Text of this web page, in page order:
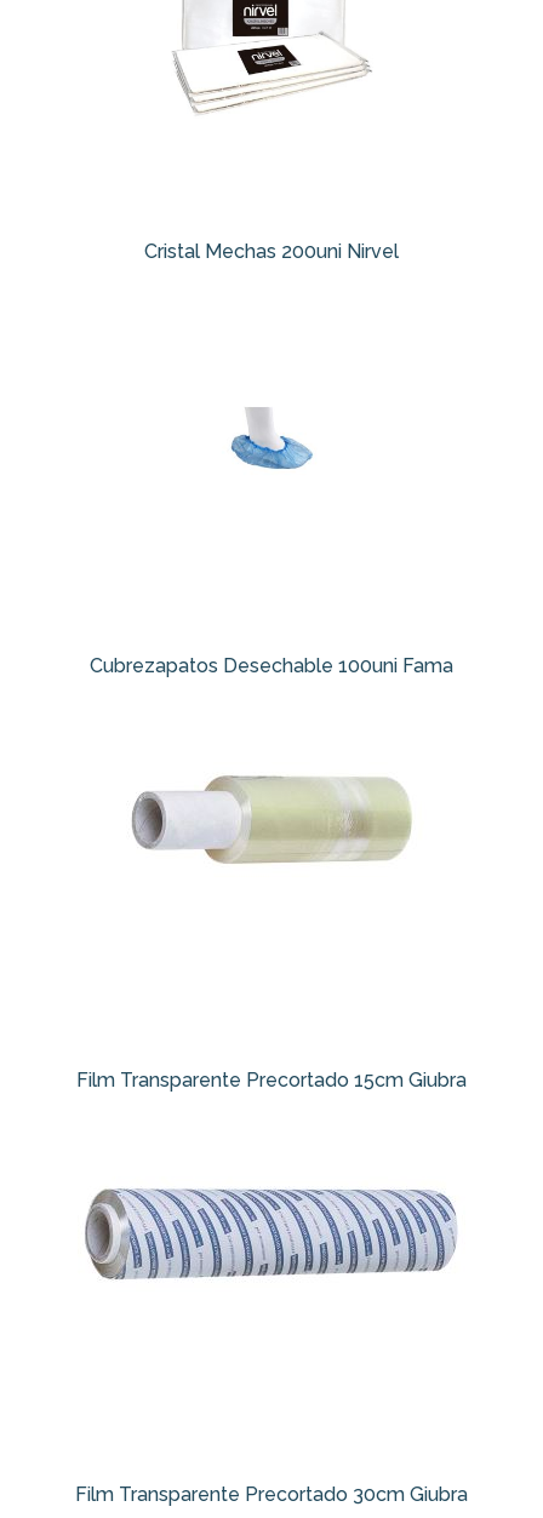
Cristal Mechas 200uni Nirvel
Cubrezapatos Desechable 100uni Fama
Film Transparente Precortado 15cm Giubra
Film Transparente Precortado 30cm Giubra